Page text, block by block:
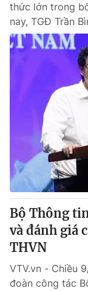
thức lớn trong
nay, TGĐ Trần
Bộ Thông
và đánh giá
THVN
VTV.vn - Chiều
đoàn công tác